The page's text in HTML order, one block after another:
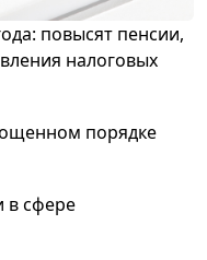
повысят пенсии,
налоговых
порядке
в сфере